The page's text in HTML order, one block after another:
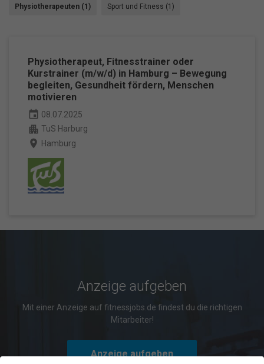
Physiotherapeuten (1) Sport und Fitness (1)
Physiotherapeut, Fitnesstrainer oder
Kurstrainer (m/w/d) in Hamburg – Bewegung
begleiten, Gesundheit fördern, Menschen
motivieren
event 08.07.2025
apartment TuS Harburg
place Hamburg
Anzeige aufgeben
Mit einer Anzeige auf fitnessjobs.de findest du die richtigen
Mitarbeiter!
Anzeige aufgeben